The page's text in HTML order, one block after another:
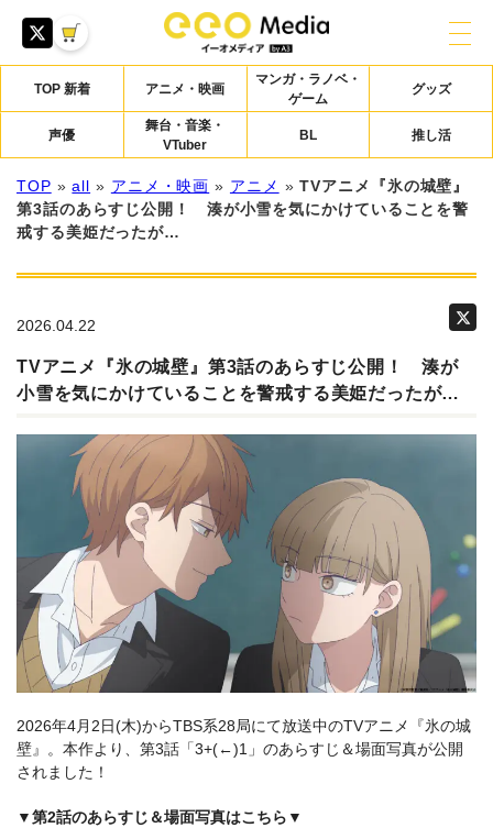
TOP 新着 アニメ・映画
マンガ・ラノベ・
ゲーム
グッズ
声優
舞台・音楽・
VTuber
BL 推し活
TOP »all » アニメ・映画 » アニメ »TVアニメ『氷の城壁』
第3話のあらすじ公開！ 湊が小雪を気にかけていることを警
戒する美姫だったが…
2026.04.22
TVアニメ『氷の城壁』第3話のあらすじ公開！ 湊が
小雪を気にかけていることを警戒する美姫だったが…
2026年4月2日(木)からTBS系28局にて放送中のTVアニメ『氷の城
壁』。本作より、第3話「3+(←)1」のあらすじ＆場面写真が公開
されました！
▼第2話のあらすじ＆場面写真はこちら▼